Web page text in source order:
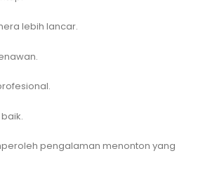
lebih lancar.
pengalaman menonton yang